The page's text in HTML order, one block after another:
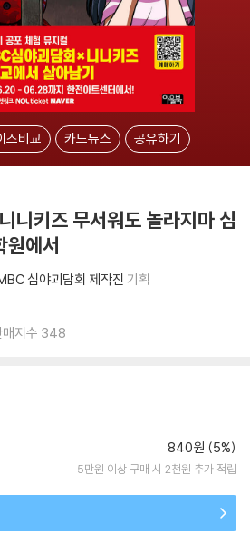
즈비교 카드뉴스 공유하기
니키즈 무서워도 놀라지마 심
원에서
심야괴담회 제작진 기획
지수 348
840원 (5%)
5만원 이상 구매 시 2천원 추가 적립